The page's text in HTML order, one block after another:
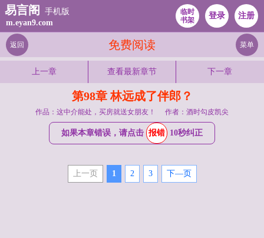
易言阁
手机版
m.eyan9.com
临时
书架
登录 注册
免费阅读
返回 菜单
上一章 查看最新章节 下一章
第98章 林远成了伴郎？
作品：这中介能处，买房就送女朋友！ 作者：酒时勾皮凯尖
如果本章错误，请点击 报错 10秒纠正
上一页 1 2 3 下—页